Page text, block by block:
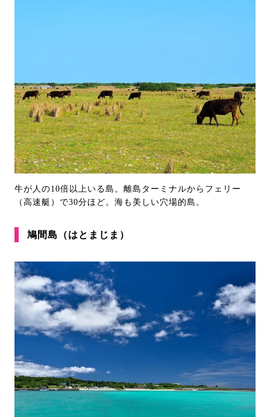
牛が人の10倍以上いる島。離島ターミナルからフェリー
（高速艇）で30分ほど。海も美しい穴場的島。
鳩間島（はとまじま）